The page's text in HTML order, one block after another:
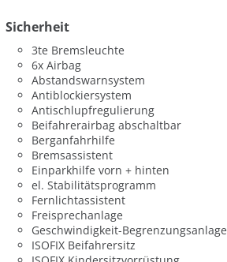
Sicherheit
3te Bremsleuchte
6x Airbag
Abstandswarnsystem
Antiblockiersystem
Antischlupfregulierung
Beifahrerairbag abschaltbar
Berganfahrhilfe
Bremsassistent
Einparkhilfe vorn + hinten
el. Stabilitätsprogramm
Fernlichtassistent
Freisprechanlage
Geschwindigkeit-Begrenzungsanlage
ISOFIX Beifahrersitz